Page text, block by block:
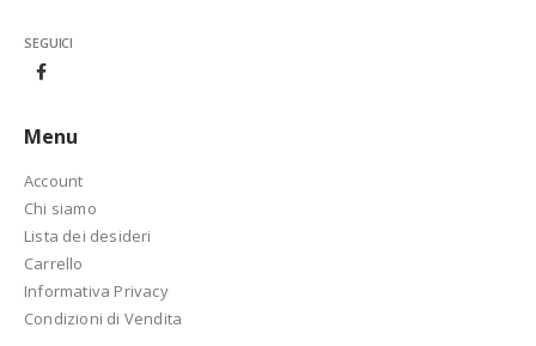
SEGUICI
Menu
Account
Chi siamo
Lista dei desideri
Carrello
Informativa Privacy
Condizioni di Vendita